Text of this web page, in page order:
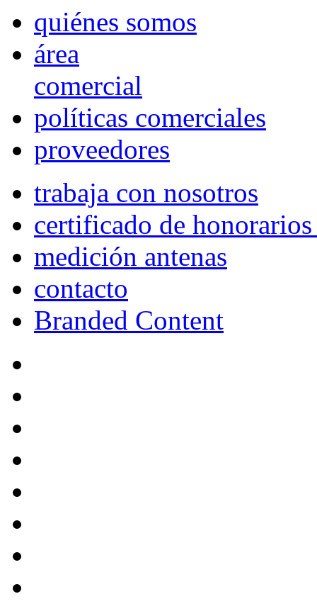
quiénes somos
área
comercial
políticas comerciales
proveedores
trabaja con nosotros
certificado de
medición antenas
contacto
Branded Content